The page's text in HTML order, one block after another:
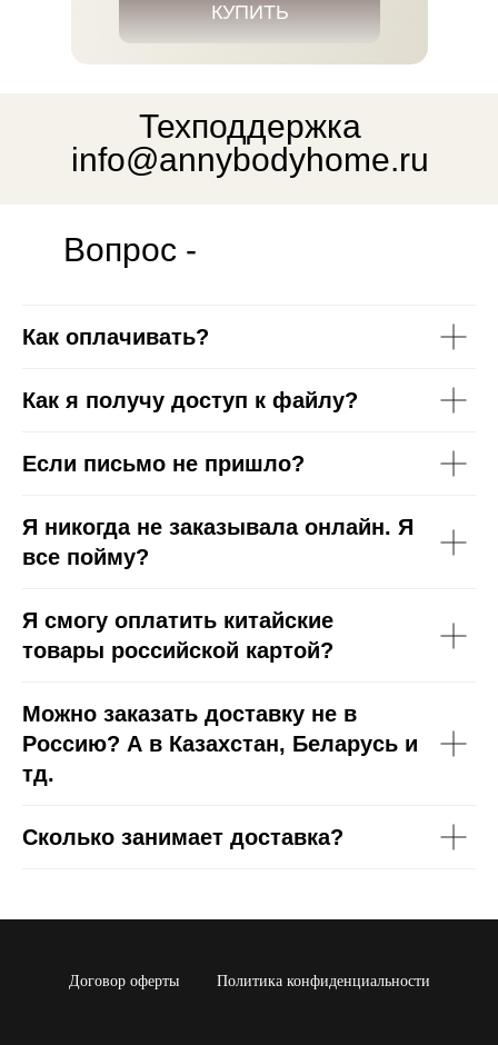
КУПИТЬ
Техподдержка
info@annybodyhome.ru
Вопрос -
Как оплачивать?
Как я получу доступ к файлу?
Если письмо не пришло?
Я никогда не заказывала онлайн. Я
все пойму?
Я смогу оплатить китайские
товары российской картой?
Можно заказать доставку не в
Россию? А в Казахстан, Беларусь и
тд.
Сколько занимает доставка?
Договор оферты Политика конфиденциальности